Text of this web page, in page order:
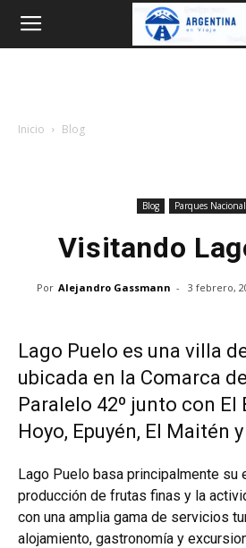
Argentina
Inicio Blog
Blog Parques
Visitando
Por Alejandro Gassmann - 3 febrero,
Lago Puelo es una villa
ubicada en la Comarca
Paralelo 42º junto con El
Hoyo, Epuyén, El Maitén
Lago Puelo basa principalmente su
producción de frutas finas y la
con una amplia gama de servicios
alojamiento, gastronomía y